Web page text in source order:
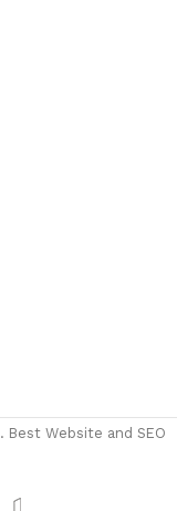
. Best Website and SEO